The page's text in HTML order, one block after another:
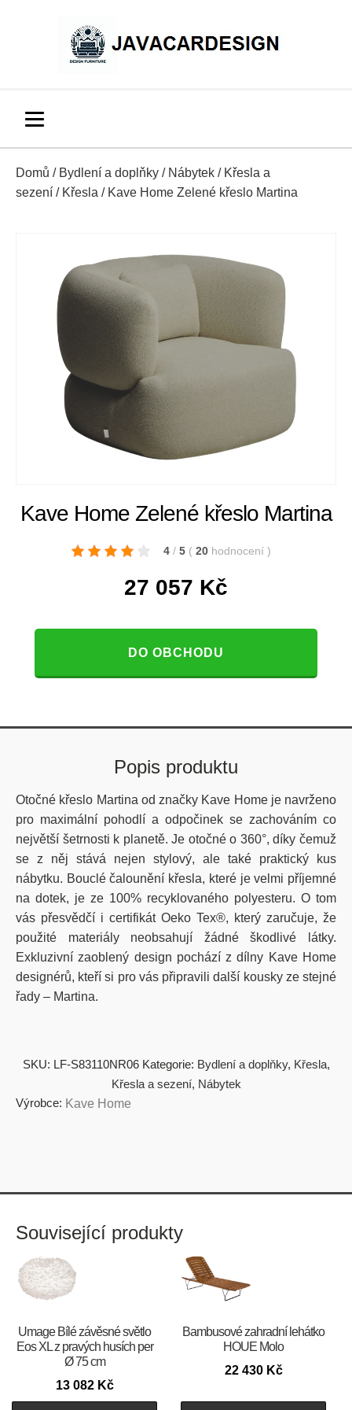
Domů / Bydlení a doplňky / Nábytek / Křesla a
sezení / Křesla / Kave Home Zelené křeslo Martina
Kave Home Zelené křeslo Martina
4 / 5 ( 20 hodnocení )
27 057 Kč
DO OBCHODU
Popis produktu
Otočné křeslo Martina od značky Kave Home je navrženo
pro maximální pohodlí a odpočinek se zachováním co
největší šetrnosti k planetě. Je otočné o 360°, díky čemuž
se z něj stává nejen stylový, ale také praktický kus
nábytku. Bouclé čalounění křesla, které je velmi příjemné
na dotek, je ze 100% recyklovaného polyesteru. O tom
vás přesvědčí i certifikát Oeko Tex®, který zaručuje, že
použité materiály neobsahují žádné škodlivé látky.
Exkluzivní zaoblený design pochází z dílny Kave Home
designérů, kteří si pro vás připravili další kousky ze stejné
řady – Martina.
SKU: LF-S83110NR06 Kategorie: Bydlení a doplňky, Křesla,
Křesla a sezení, Nábytek
Výrobce: Kave Home
Související produkty
Umage Bílé závěsné světlo
Eos XL z pravých husích per
Ø 75 cm
13 082 Kč
Bambusové zahradní lehátko
HOUE Molo
22 430 Kč